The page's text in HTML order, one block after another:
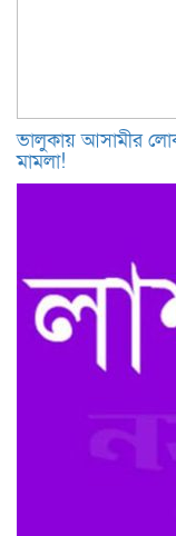
ভালুকায় আসামীর
মামলা!